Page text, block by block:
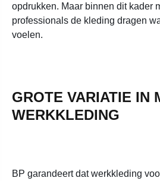
opdrukken. Maar binnen dit kader
professionals de kleding dragen
voelen.
GROTE VARIATIE IN
WERKKLEDING
BP garandeert dat werkkleding